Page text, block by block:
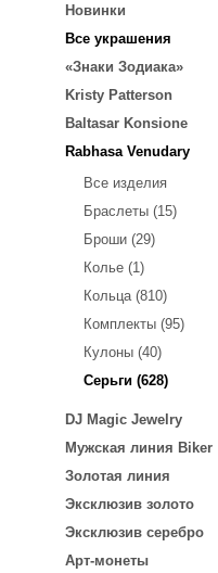
Новинки
Все украшения
«Знаки Зодиака»
Kristy Patterson
Baltasar Konsione
Rabhasa Venudary
Все изделия
Браслеты (15)
Броши (29)
Колье (1)
Кольца (810)
Комплекты (95)
Кулоны (40)
Серьги (628)
DJ Magic Jewelry
Мужская линия Biker
Золотая линия
Эксклюзив золото
Эксклюзив серебро
Арт-монеты